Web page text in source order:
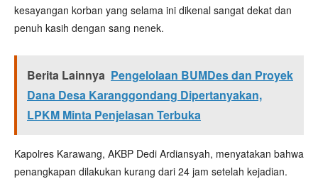
kesayangan korban yang selama ini dikenal sangat dekat dan
penuh kasih dengan sang nenek.
Berita Lainnya Pengelolaan BUMDes dan Proyek
Dana Desa Karanggondang Dipertanyakan,
LPKM Minta Penjelasan Terbuka
Kapolres Karawang, AKBP Dedi Ardiansyah, menyatakan bahwa
penangkapan dilakukan kurang dari 24 jam setelah kejadian.